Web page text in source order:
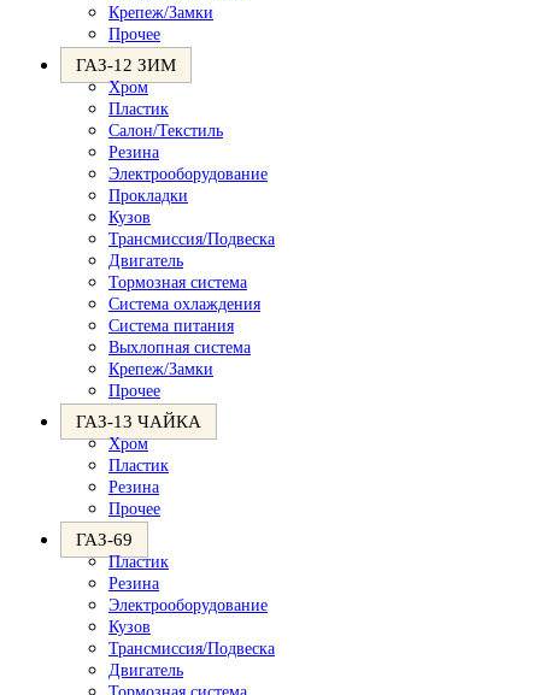
Крепеж/Замки
Прочее
ГАЗ-12 ЗИМ
Хром
Пластик
Салон/Текстиль
Резина
Электрооборудование
Прокладки
Кузов
Трансмиссия/Подвеска
Двигатель
Тормозная система
Система охлаждения
Система питания
Выхлопная система
Крепеж/Замки
Прочее
ГАЗ-13 ЧАЙКА
Хром
Пластик
Резина
Прочее
ГАЗ-69
Пластик
Резина
Электрооборудование
Кузов
Трансмиссия/Подвеска
Двигатель